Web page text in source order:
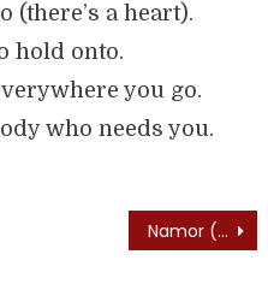
(there’s a heart).
hold onto.
you go.
who needs you.
Namor (Prince Namor The Sub-Mariner – 1966) – Letra do Tema de Abertura